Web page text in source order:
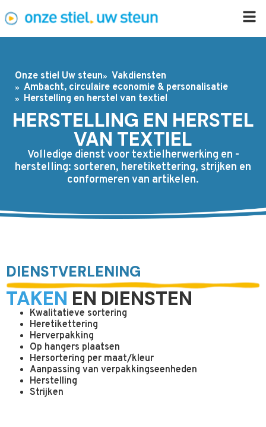
Onze stiel Uw steun
Vakdiensten
Ambacht, circulaire economie & personalisatie
Herstelling en herstel van textiel
HERSTELLING EN HERSTEL
VAN TEXTIEL
Volledige dienst voor textielherwerking en -
herstelling: sorteren, heretikettering, strijken en
conformeren van artikelen.
DIENSTVERLENING
TAKEN EN DIENSTEN
Kwalitatieve sortering
Heretikettering
Herverpakking
Op hangers plaatsen
Hersortering per maat/kleur
Aanpassing van verpakkingseenheden
Herstelling
Strijken